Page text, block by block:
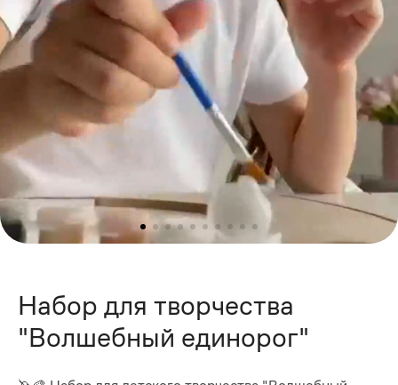
Набор для творчества
"Волшебный единорог"